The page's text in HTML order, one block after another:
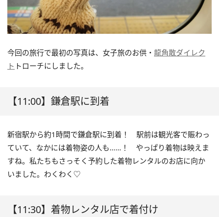
今回の旅行で最初の写真は、女子旅のお供・ 龍角散ダイレク
ト トローチにしました。
【11:00】鎌倉駅に到着
新宿駅から約1時間で鎌倉駅に到着！ 駅前は観光客で賑わっ
ていて、なかには着物姿の人も……！ やっぱり着物は映えま
すね。私たちもさっそく予約した着物レンタルのお店に向か
いました。わくわく♡
【11:30】着物レンタル店で着付け